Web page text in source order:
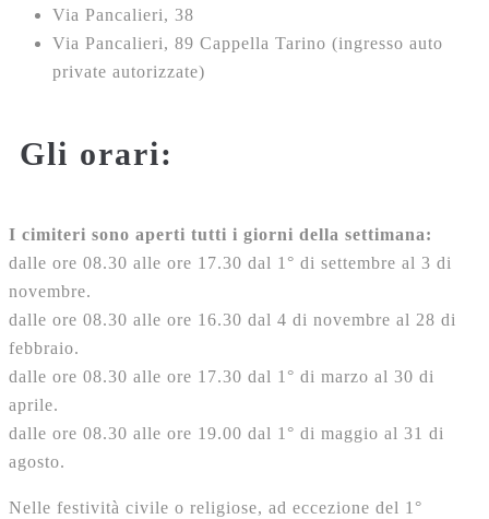
Via Pancalieri, 38
Via Pancalieri, 89 Cappella Tarino (ingresso auto
private autorizzate)
Gli orari:
I cimiteri sono aperti tutti i giorni della settimana:
dalle ore 08.30 alle ore 17.30 dal 1° di settembre al 3 di
novembre.
dalle ore 08.30 alle ore 16.30 dal 4 di novembre al 28 di
febbraio.
dalle ore 08.30 alle ore 17.30 dal 1° di marzo al 30 di
aprile.
dalle ore 08.30 alle ore 19.00 dal 1° di maggio al 31 di
agosto.
Nelle festività civile o religiose, ad eccezione del 1°